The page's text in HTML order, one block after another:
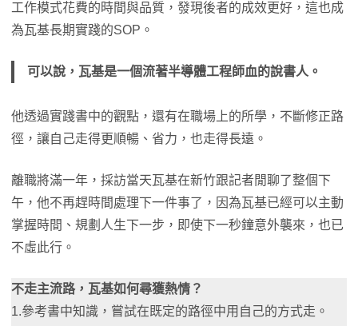
工作模式花費的時間與品質，發現後者的成效更好，這也成
為瓦基長期實踐的SOP。
可以說，瓦基是一個流著半導體工程師血的說書人。
他透過實踐書中的觀點，還有在職場上的所學，不斷修正路
徑，讓自己走得更順暢、省力，也走得長遠。
離職將滿一年，採訪當天瓦基在新竹跟記者閒聊了整個下
午，他不再趕時間處理下一件事了，因為瓦基已經可以主動
掌握時間、規劃人生下一步，即使下一秒鐘意外襲來，也已
不虛此行。
不走主流路，瓦基如何尋獲熱情？
1.參考書中知識，嘗試在既定的路徑中用自己的方式走。